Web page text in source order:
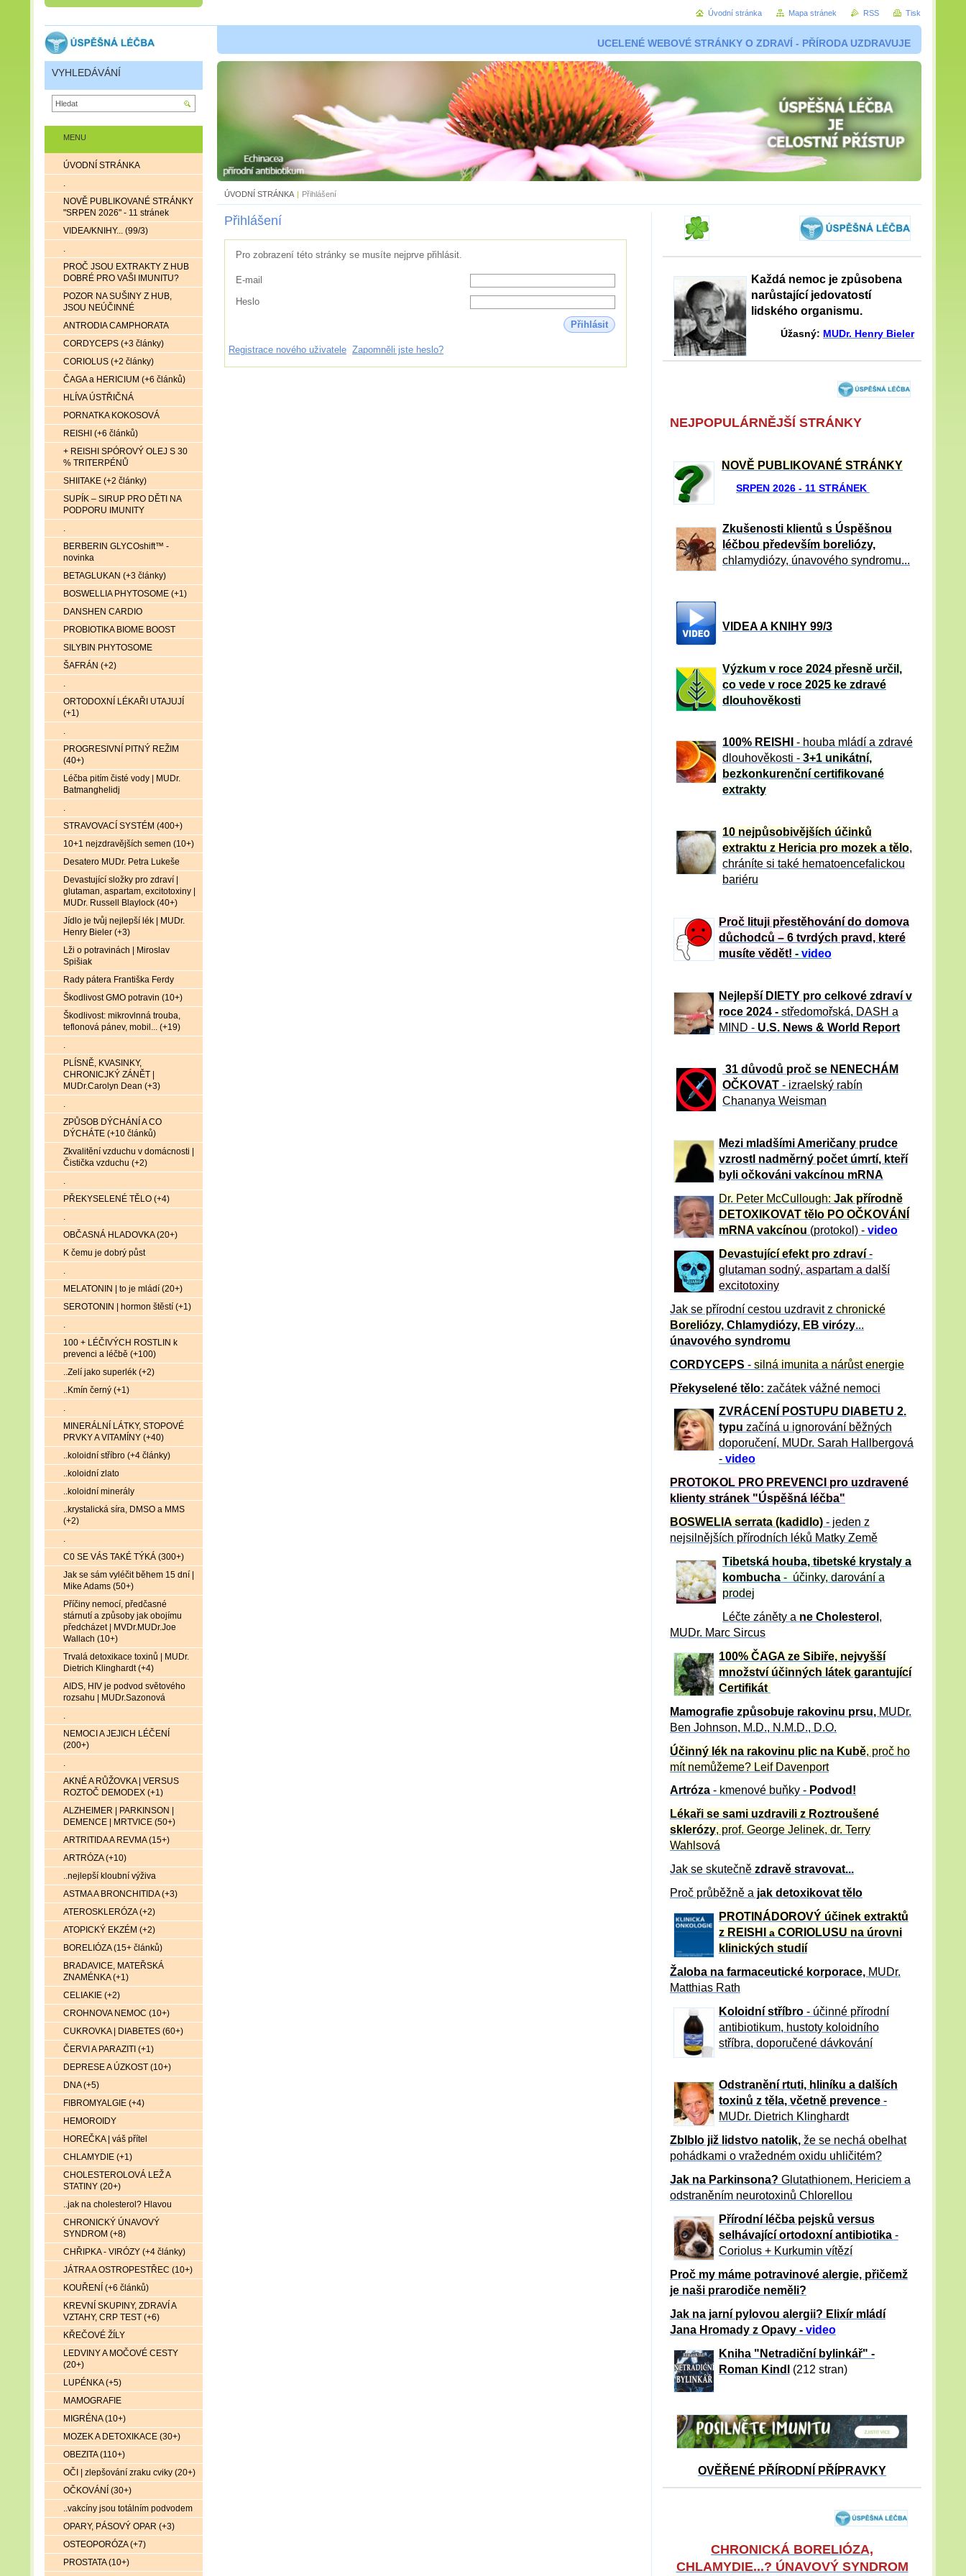
UCELENÉ WEBOVÉ STRÁNKY O ZDRAVÍ - PŘÍRODA UZDRAVUJE
ÚVODNÍ STRÁNKA | Přihlášení
Přihlášení
Pro zobrazení této stránky se musíte nejprve přihlásit.
E-mail
Heslo
Přihlásit
Registrace nového uživatele Zapomněli jste heslo?
Každá nemoc je způsobena
narůstající jedovatostí
lidského organismu.
Úžasný: MUDr. Henry Bieler
NEJPOPULÁRNĚJŠÍ STRÁNKY
NOVĚ PUBLIKOVANÉ STRÁNKY
SRPEN 2026 - 11 STRÁNEK
Zkušenosti klientů s Úspěšnou
léčbou především boreliózy,
chlamydiózy, únavového syndromu...
VIDEA A KNIHY 99/3
Výzkum v roce 2024 přesně určil,
co vede v roce 2025 ke zdravé
dlouhověkosti
100% REISHI
- houba mládí a zdravé
dlouhověkosti - 3+1 unikátní,
bezkonkurenční certifikované
extrakty
10 nejpůsobivějších účinků
extraktu z Hericia pro mozek a tělo,
chráníte si také hematoencefalickou
bariéru
Proč lituji přestěhování do domova
důchodců – 6 tvrdých pravd, které
musíte vědět! - video
Nejlepší DIETY pro celkové zdraví v
roce 2024 - středomořská, DASH a
MIND - U.S. News & World Report
31 důvod ů proč se NENECHÁM
OČKOVAT - izraelský rabín
Chananya Weisman
Mezi mladšími Američany prudce
vzrostl nadměrný počet úmrtí, kteří
byli očkováni vakcínou mRNA
Dr. Peter McCullough: Jak přírodně
DETOXIKOVAT tělo PO OČKOVÁNÍ
mRNA vakcínou (protokol) - video
Devastující efekt pro zdraví-
glutaman sodný, aspartam a další
excitotoxiny
Jak se přírodní cestou uzdravit z chronické
Boreliózy, Chlamydiózy, EB virózy...
únavového syndromu
CORDYCEPS - silná imunita a nárůst energie
Překyselené tělo: začátek vážné nemoci
ZVRÁCE NÍ POSTUPU DIABETU 2.
typu začíná u ignorování běžných
doporučení, MUDr. Sarah Hallbergová
- video
PROTOKOL PRO PREVENCI pro uzdravené
klienty stránek "Úspěšná léčba"
BOSWELIA serrata (kadidlo) - jeden z
nejsilnějších přírodních léků Matky Země
Tibetská houba, tibetské krystaly a
kombucha - účinky, darování a
prodej
Léčte záněty a ne Cholesterol ,
MUDr. Marc Sircus
100% ČAGA ze Sibiře, nejvyšší
množství účinných látek garantující
Certifikát
Mamografie způsobuje rakovinu prsu, MUDr.
Ben Johnson, M.D., N.M.D., D.O.
Účinný lék na rakovinu plic na Kubě, proč ho
mít nemůžeme? Leif Davenport
Artróza - kmenové buňky - Podvod!
Lékaři se sami uzdravili z Roztroušené
sklerózy, prof. George Jelinek, dr. Terry
Wahlsová
Jak se skutečně zdravě stravovat...
Proč průběžně a jak detoxikovat tělo
PROTINÁDOROVÝ účinek extraktů
z REISHI a CORIOLUSU na úrovni
klinických studií
Žaloba na farmaceutické korporace, MUDr.
Matthias Rath
Koloidní stříbro- účinné přírodní
antibiotikum, hustoty koloidního
stříbra, doporučené dávkování
Odstranění rtuti, hliníku a dalších
toxinů z těla, včetně prevence -
MUDr. Dietrich Klinghardt
Zblblo již lidstvo natolik, že se nechá obelhat
pohádkami o vražedném oxidu uhličitém?
Jak na Parkinsona? Glutathionem, Hericiem a
odstraněním neurotoxinů Chlorellou
Přírodní léčba pejsků versus
selhávající ortodoxní antibiotika -
Coriolus + Kurkumin vítězí
Proč my máme potravinové alergie, přičemž
je naši prarodiče neměli?
Jak na jarní pylovou alergii? Elixír mládí
Jana Hromady z Opavy - video
Kniha "Netradiční bylinkář" -
Roman Kindl
(212 stran)
OVĚŘENÉ PŘÍRODNÍ PŘÍPRAVKY
CHRONICKÁ BORELIÓZA,
CHLAMYDIE...? ÚNAVOVÝ SYNDROM
MENU
ÚVODNÍ STRÁNKA
.
NOVĚ PUBLIKOVANÉ STRÁNKY
"SRPEN 2026" - 11 stránek
VIDEA/KNIHY... (99/3)
.
PROČ JSOU EXTRAKTY Z HUB
DOBRÉ PRO VAŠI IMUNITU?
POZOR NA SUŠINY Z HUB,
JSOU NEÚČINNÉ
ANTRODIA CAMPHORATA
CORDYCEPS (+3 články)
CORIOLUS (+2 články)
ČAGA a HERICIUM (+6 článků)
HLÍVA ÚSTŘIČNÁ
PORNATKA KOKOSOVÁ
REISHI (+6 článků)
+ REISHI SPÓROVÝ OLEJ S 30
% TRITERPÉNŮ
SHIITAKE (+2 články)
SUPÍK – SIRUP PRO DĚTI NA
PODPORU IMUNITY
.
BERBERIN GLYCOshift™ -
novinka
BETAGLUKAN (+3 články)
BOSWELLIA PHYTOSOME (+1)
DANSHEN CARDIO
PROBIOTIKA BIOME BOOST
SILYBIN PHYTOSOME
ŠAFRÁN (+2)
.
ORTODOXNÍ LÉKAŘI UTAJUJÍ
(+1)
.
PROGRESIVNÍ PITNÝ REŽIM
(40+)
Léčba pitím čisté vody | MUDr.
Batmanghelidj
.
STRAVOVACÍ SYSTÉM (400+)
10+1 nejzdravějších semen (10+)
Desatero MUDr. Petra Lukeše
Devastující složky pro zdraví |
glutaman, aspartam, excitotoxiny |
MUDr. Russell Blaylock (40+)
Jídlo je tvůj nejlepší lék | MUDr.
Henry Bieler (+3)
Lži o potravinách | Miroslav
Spišiak
Rady pátera Františka Ferdy
Škodlivost GMO potravin (10+)
Škodlivost: mikrovlnná trouba,
teflonová pánev, mobil... (+19)
.
PLÍSNĚ, KVASINKY,
CHRONICJKÝ ZÁNĚT |
MUDr.Carolyn Dean (+3)
.
ZPŮSOB DÝCHÁNÍ A CO
DÝCHÁTE (+10 článků)
Zkvalitění vzduchu v domácnosti |
Čistička vzduchu (+2)
.
PŘEKYSELENÉ TĚLO (+4)
.
OBČASNÁ HLADOVKA (20+)
K čemu je dobrý půst
.
MELATONIN | to je mládí (20+)
SEROTONIN | hormon štěstí (+1)
.
100 + LÉČIVÝCH ROSTLIN k
prevenci a léčbě (+100)
..Zelí jako superlék (+2)
..Kmín černý (+1)
.
MINERÁLNÍ LÁTKY, STOPOVÉ
PRVKY A VITAMÍNY (+40)
..koloidní stříbro (+4 články)
..koloidní zlato
..koloidní minerály
..krystalická síra, DMSO a MMS
(+2)
.
C0 SE VÁS TAKÉ TÝKÁ (300+)
Jak se sám vyléčit během 15 dní |
Mike Adams (50+)
Příčiny nemocí, předčasné
stárnutí a způsoby jak obojímu
předcházet | MVDr.MUDr.Joe
Wallach (10+)
Trvalá detoxikace toxinů | MUDr.
Dietrich Klinghardt (+4)
AIDS, HIV je podvod světového
rozsahu | MUDr.Sazonová
.
NEMOCI A JEJICH LÉČENÍ
(200+)
.
AKNÉ A RŮŽOVKA | VERSUS
ROZTOČ DEMODEX (+1)
ALZHEIMER | PARKINSON |
DEMENCE | MRTVICE (50+)
ARTRITIDA A REVMA (15+)
ARTRÓZA (+10)
..nejlepší kloubní výživa
ASTMA A BRONCHITIDA (+3)
ATEROSKLERÓZA (+2)
ATOPICKÝ EKZÉM (+2)
BORELIÓZA (15+ článků)
BRADAVICE, MATEŘSKÁ
ZNAMÉNKA (+1)
CELIAKIE (+2)
CROHNOVA NEMOC (10+)
CUKROVKA | DIABETES (60+)
ČERVI A PARAZITI (+1)
DEPRESE A ÚZKOST (10+)
DNA (+5)
FIBROMYALGIE (+4)
HEMOROIDY
HOREČKA | váš přítel
CHLAMYDIE (+1)
CHOLESTEROLOVÁ LEŽ A
STATINY (20+)
..jak na cholesterol? Hlavou
CHRONICKÝ ÚNAVOVÝ
SYNDROM (+8)
CHŘIPKA - VIRÓZY (+4 články)
JÁTRA A OSTROPESTŘEC (10+)
KOUŘENÍ (+6 článků)
KREVNÍ SKUPINY, ZDRAVÍ A
VZTAHY, CRP TEST (+6)
KŘEČOVÉ ŽÍLY
LEDVINY A MOČOVÉ CESTY
(20+)
LUPÉNKA (+5)
MAMOGRAFIE
MIGRÉNA (10+)
MOZEK A DETOXIKACE (30+)
OBEZITA (110+)
OČI | zlepšování zraku cviky (20+)
OČKOVÁNÍ (30+)
..vakcíny jsou totálním podvodem
OPARY, PÁSOVÝ OPAR (+3)
OSTEOPORÓZA (+7)
PROSTATA (10+)
VYHLEDÁVÁNÍ
Úvodní stránka Mapa stránek RSS Tisk